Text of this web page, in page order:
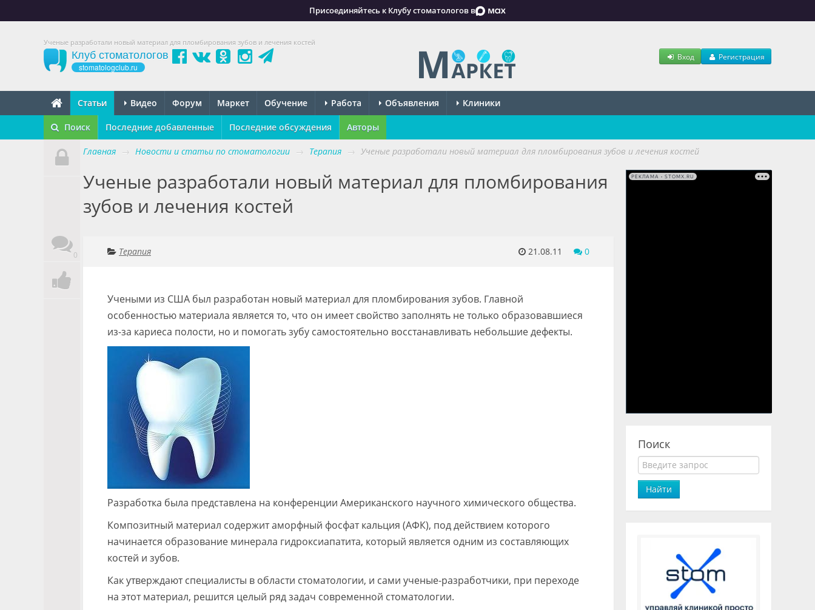
Присоединяйтесь к Клубу стоматологов в
Ученые разработали новый материал для пломбирования зубов и лечения костей
Клуб стоматологов
stomatologclub.ru
Вход Регистрация
Статьи Видео Форум Маркет Обучение Работа Объявления Клиники
Поиск Последние добавленные Последние обсуждения Авторы
0
Главная → Новости и статьи по стоматологии → Терапия → Ученые разработали новый материал для пломбирования зубов и лечения костей
Ученые разработали новый материал для пломбирования
зубов и лечения костей
Терапия 21.08.11 0
Учеными из США был разработан новый материал для пломбирования зубов. Главной
особенностью материала является то, что он имеет свойство заполнять не только образовавшиеся
из-за кариеса полости, но и помогать зубу самостоятельно восстанавливать небольшие дефекты.
Разработка была представлена на конференции Американского научного химического общества.
Композитный материал содержит аморфный фосфат кальция (АФК), под действием которого
начинается образование минерала гидроксиапатита, который является одним из составляющих
костей и зубов.
Как утверждают специалисты в области стоматологии, и сами ученые-разработчики, при переходе
на этот материал, решится целый ряд задач современной стоматологии.
РЕКЛАМА • STOMX.RU
Поиск
Найти